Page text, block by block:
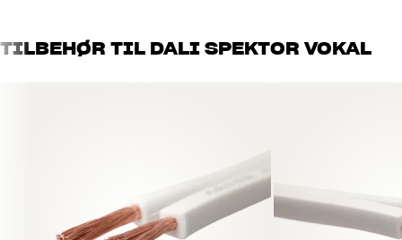
TILBEHØR TIL DALI SPEKTOR VOKAL